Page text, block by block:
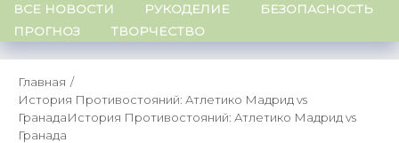
ВСЕ НОВОСТИ РУКОДЕЛИЕ
БЕЗОПАСНОСТЬ
ПРОГНОЗ
ТВОРЧЕСТВО
Главная
История Противостояний: Атлетико Мадрид vs
ГранадаИстория Противостояний: Атлетико Мадрид vs
Гранада